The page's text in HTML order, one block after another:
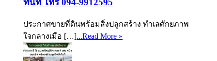
ทันที โทร 094-9912595
ประกาศขายที่ดินพร้อมสิ่งปลูกสร้าง ทำเลศักยภาพ
ใจกลางเมือ […]...Read More »